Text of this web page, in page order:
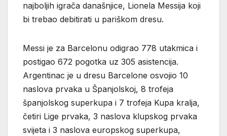
najboljih igrača današnjice, Lionela Messija koji
bi trebao debitirati u pariškom dresu.
Messi je za Barcelonu odigrao 778 utakmica i
postigao 672 pogotka uz 305 asistencija.
Argentinac je u dresu Barcelone osvojio 10
naslova prvaka u Španjolskoj, 8 trofeja
španjolskog superkupa i 7 trofeja Kupa kralja,
četiri Lige prvaka, 3 naslova klupskog prvaka
svijeta i 3 naslova europskog superkupa,